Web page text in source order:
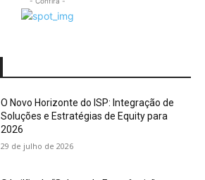
O Novo Horizonte do ISP: Integração de
Soluções e Estratégias de Equity para
2026
29 de julho de 2026